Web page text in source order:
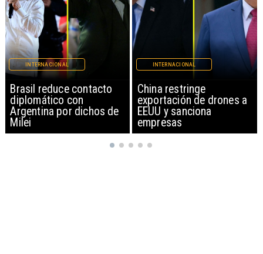
China restringe
exportación de drones a
EEUU y sanciona
empresas
INTERNACIONAL
Papa León XIV anuncia
gira por Sudamérica
INTERNACIONAL